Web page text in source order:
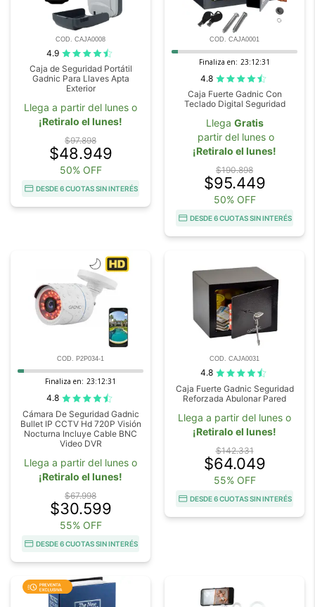
COD. CAJA0008
4.9
Caja de Seguridad Portátil
Gadnic Para Llaves Apta
Exterior
Llega a partir del lunes o
¡Retiralo el lunes!
$97.898
$48.949
50% OFF
DESDE 6 CUOTAS SIN INTERÉS
COD. CAJA0001
Finaliza en: 23:12:29
4.8
Caja Fuerte Gadnic Con
Teclado Digital Seguridad
Llega Gratis
partir del lunes o
¡Retiralo el lunes!
$190.898
$95.449
50% OFF
DESDE 6 CUOTAS SIN INTERÉS
COD. P2P034-1
Finaliza en: 23:12:29
4.8
Cámara De Seguridad Gadnic
Bullet IP CCTV Hd 720P Visión
Nocturna Incluye Cable BNC
Video DVR
Llega a partir del lunes o
¡Retiralo el lunes!
$67.998
$30.599
55% OFF
DESDE 6 CUOTAS SIN INTERÉS
COD. CAJA0031
4.8
Caja Fuerte Gadnic Seguridad
Reforzada Abulonar Pared
Llega a partir del lunes o
¡Retiralo el lunes!
$142.331
$64.049
55% OFF
DESDE 6 CUOTAS SIN INTERÉS